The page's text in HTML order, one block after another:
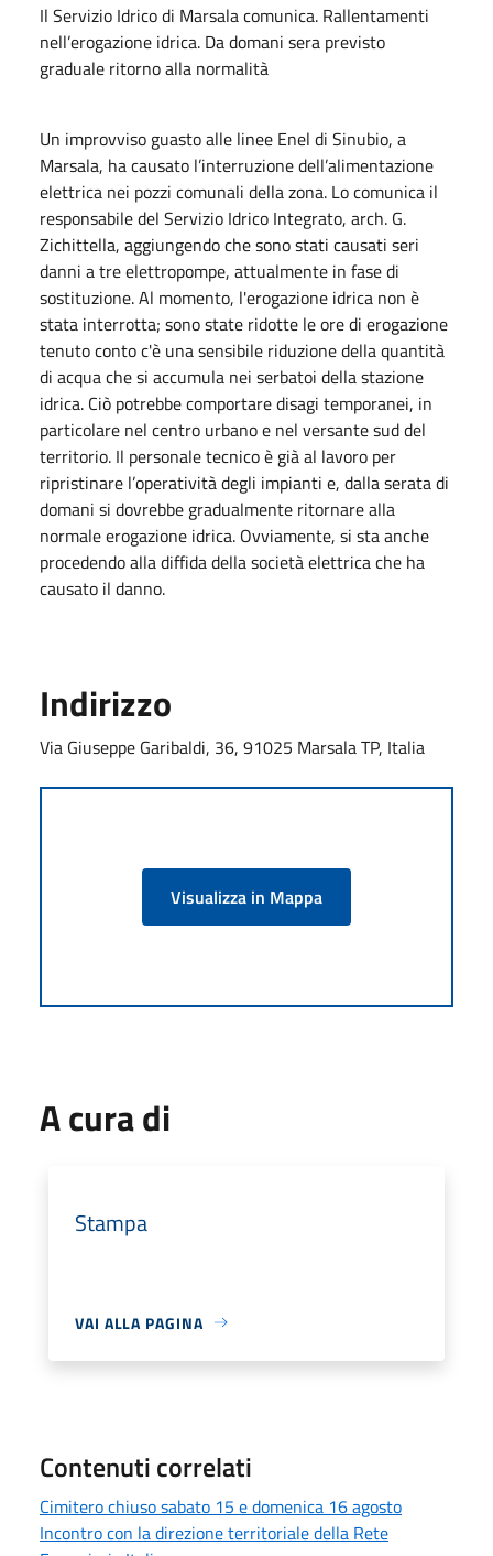
Il Servizio Idrico di Marsala comunica. Rallentamenti
nell’erogazione idrica. Da domani sera previsto
graduale ritorno alla normalità
Un improvviso guasto alle linee Enel di Sinubio, a
Marsala, ha causato l’interruzione dell’alimentazione
elettrica nei pozzi comunali della zona. Lo comunica il
responsabile del Servizio Idrico Integrato, arch. G.
Zichittella, aggiungendo che sono stati causati seri
danni a tre elettropompe, attualmente in fase di
sostituzione. Al momento, l'erogazione idrica non è
stata interrotta; sono state ridotte le ore di erogazione
tenuto conto c'è una sensibile riduzione della quantità
di acqua che si accumula nei serbatoi della stazione
idrica. Ciò potrebbe comportare disagi temporanei, in
particolare nel centro urbano e nel versante sud del
territorio. Il personale tecnico è già al lavoro per
ripristinare l’operatività degli impianti e, dalla serata di
domani si dovrebbe gradualmente ritornare alla
normale erogazione idrica. Ovviamente, si sta anche
procedendo alla diffida della società elettrica che ha
causato il danno.
Indirizzo
Via Giuseppe Garibaldi, 36, 91025 Marsala TP, Italia
Visualizza in Mappa
A cura di
Stampa
VAI ALLA PAGINA
Contenuti correlati
Cimitero chiuso sabato 15 e domenica 16 agosto
Incontro con la direzione territoriale della Rete